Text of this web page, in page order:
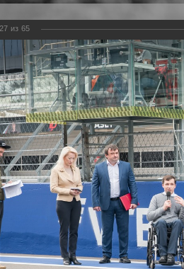
Версия для
Новости
Sport Wheelchair Half
27 из 65